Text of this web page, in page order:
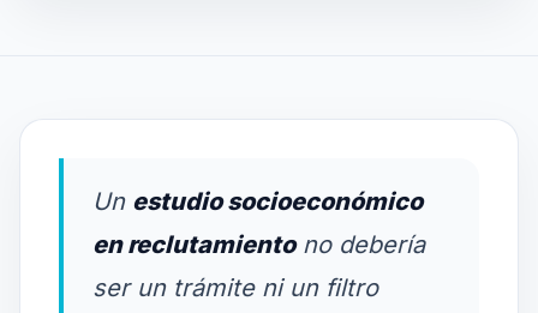
Un estudio socioeconómico
en reclutamientono debería
ser un trámite ni un filtro